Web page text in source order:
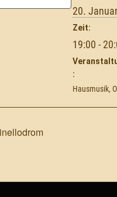
20.
Zeit:
19:00 -
:
Hausmusik,